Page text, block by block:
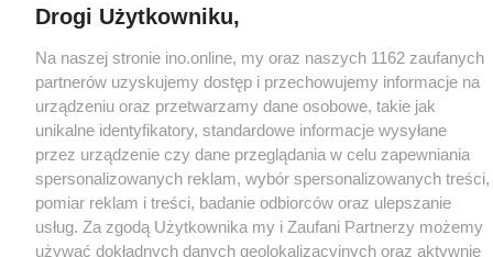
Drogi Użytkowniku,
Na naszej stronie ino.online, my oraz naszych 1162 zaufanych
partnerów uzyskujemy dostęp i przechowujemy informacje na
urządzeniu oraz przetwarzamy dane osobowe, takie jak
unikalne identyfikatory, standardowe informacje wysyłane
przez urządzenie czy dane przeglądania w celu zapewniania
spersonalizowanych reklam, wybór spersonalizowanych treści,
pomiar reklam i treści, badanie odbiorców oraz ulepszanie
usług. Za zgodą Użytkownika my i Zaufani Partnerzy możemy
używać dokładnych danych geolokalizacyjnych oraz aktywnie